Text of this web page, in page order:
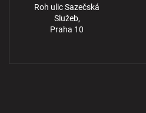
Roh ulic Sazečská
Služeb,
Praha 10